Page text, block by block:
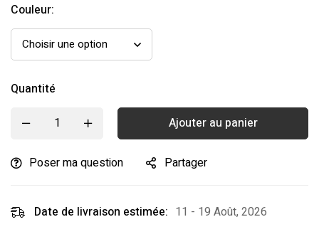
Couleur:
Quantité
Ajouter au panier
Poser ma question Partager
Date de livraison estimée: 11 - 19 Août, 2026